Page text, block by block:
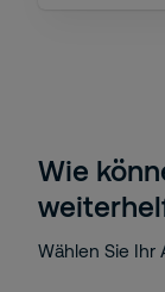
Wie
Wählen Sie Ihr